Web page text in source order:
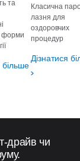
та
форми
більше
Класична
лазня для
оздоровчих
процедур
Дізнатися
драйв чи